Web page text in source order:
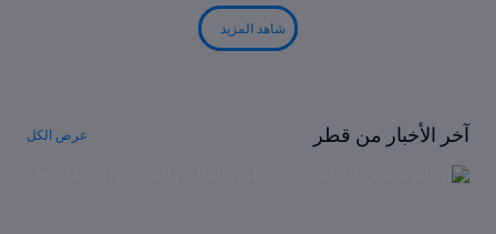
شاهد المزيد
آخر الأخبار من قطر عرض الكل